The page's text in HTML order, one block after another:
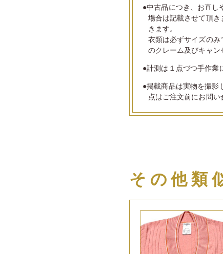
●中古品につき、お直し
場合は記載させて頂
きます。
衣類は必ずサイズの
のクレーム及びキャン
●計測は１点づつ手作業
●掲載商品は実物を撮影
点はご注文前にお問い
その他類